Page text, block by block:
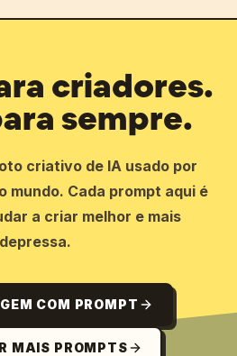
criadores.
sempre.
criativo de IA usado por
mundo. Cada prompt aqui é
a criar melhor e mais
depressa.
COM PROMPT
MAIS PROMPTS